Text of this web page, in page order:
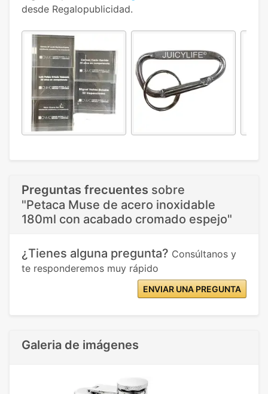
desde Regalopublicidad.
Preguntas frecuentes sobre
"Petaca Muse de acero inoxidable
180ml con acabado cromado espejo"
¿Tienes alguna pregunta? Consúltanos y
te responderemos muy rápido
ENVIAR UNA PREGUNTA
Galeria de imágenes